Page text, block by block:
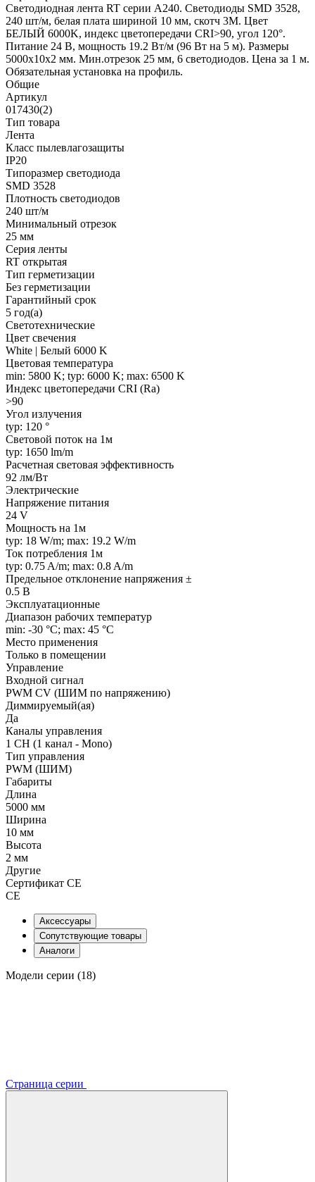
Светодиодная лента RT серии A240. Светодиоды SMD 3528,
240 шт/м, белая плата шириной 10 мм, скотч 3M. Цвет
БЕЛЫЙ 6000K, индекс цветопередачи CRI>90, угол 120°.
Питание 24 В, мощность 19.2 Вт/м (96 Вт на 5 м). Размеры
5000x10x2 мм. Мин.отрезок 25 мм, 6 светодиодов. Цена за 1 м.
Обязательная установка на профиль.
Общие
Артикул
017430(2)
Тип товара
Лента
Класс пылевлагозащиты
IP20
Типоразмер светодиода
SMD 3528
Плотность светодиодов
240 шт/м
Минимальный отрезок
25 мм
Серия ленты
RT открытая
Тип герметизации
Без герметизации
Гарантийный срок
5 год(а)
Светотехнические
Цвет свечения
White | Белый 6000 K
Цветовая температура
min: 5800 K; typ: 6000 K; max: 6500 K
Индекс цветопередачи CRI (Ra)
>90
Угол излучения
typ: 120 °
Световой поток на 1м
typ: 1650 lm/m
Расчетная световая эффективность
92 лм/Вт
Электрические
Напряжение питания
24 V
Мощность на 1м
typ: 18 W/m; max: 19.2 W/m
Ток потребления 1м
typ: 0.75 A/m; max: 0.8 A/m
Предельное отклонение напряжения ±
0.5 В
Эксплуатационные
Диапазон рабочих температур
min: -30 °C; max: 45 °C
Место применения
Только в помещении
Управление
Входной сигнал
PWM СV (ШИМ по напряжению)
Диммируемый(ая)
Да
Каналы управления
1 CH (1 канал - Mono)
Тип управления
PWM (ШИМ)
Габариты
Длина
5000 мм
Ширина
10 мм
Высота
2 мм
Другие
Сертификат CE
CE
Аксессуары
Сопутствующие товары
Аналоги
Модели серии (18)
Страница серии